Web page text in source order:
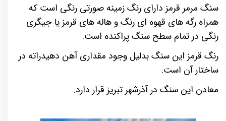
سنگ مرمر قرمز دارای رنگ زمینه صورتی رنگی است که
همراه رگه های قهوه ای رنگ و هاله های قرمز یا جیگری
رنگی در تمام سطح سنگ پراکنده است.
رنگ قرمز این سنگ بدلیل وجود مقداری آهن دهیدراته در
ساختار آن است.
معادن این سنگ در آذرشهر تبریز قرار دارد.